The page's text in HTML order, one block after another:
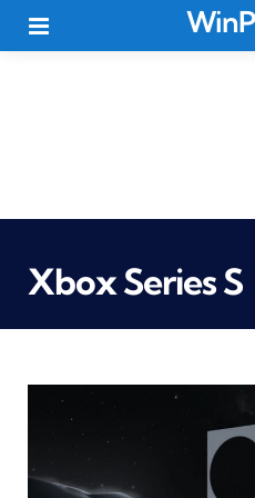
Xbox Series S